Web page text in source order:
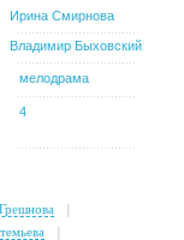
Ирина Смирнова
Владимир Быховский
мелодрама
4